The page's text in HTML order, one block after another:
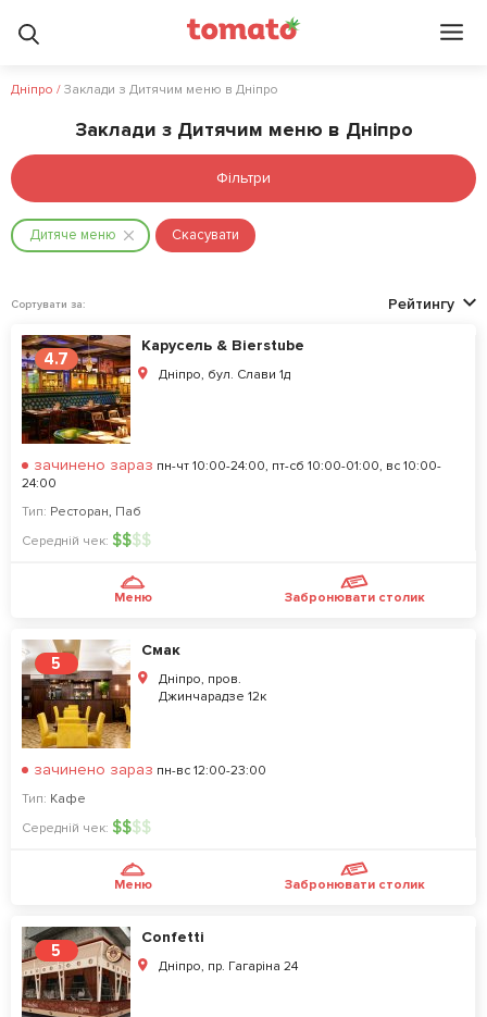
Дніпро / Заклади з Дитячим меню в Дніпро
Заклади з Дитячим меню в Дніпро
Фільтри
Дитяче меню Скасувати
Сортувати за: Рейтингу
4.7
Карусель & Bierstube
Дніпро, бул. Слави 1д
зачинено зараз пн-чт 10:00-24:00, пт-сб 10:00-01:00, вс 10:00-
24:00
Тип: Ресторан, Паб
Середній чек: $$$$
Меню Забронювати столик
5
Смак
Дніпро, пров.
Джинчарадзе 12к
зачинено зараз пн-вс 12:00-23:00
Тип: Кафе
Середній чек: $$$$
Меню Забронювати столик
5
Confetti
Дніпро, пр. Гагаріна 24